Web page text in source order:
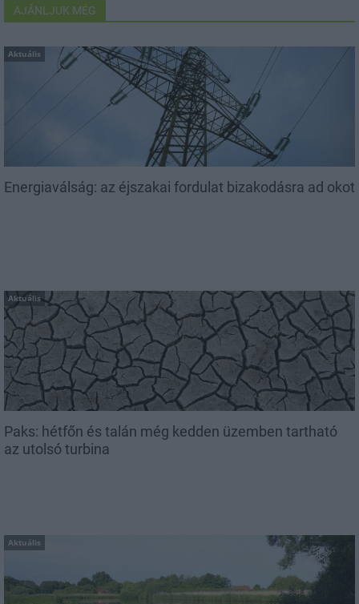
AJÁNLJUK MÉG
Aktuális
Energiaválság: az éjszakai fordulat bizakodásra ad okot
Aktuális
Paks: hétfőn és talán még kedden üzemben tartható
az utolsó turbina
Aktuális